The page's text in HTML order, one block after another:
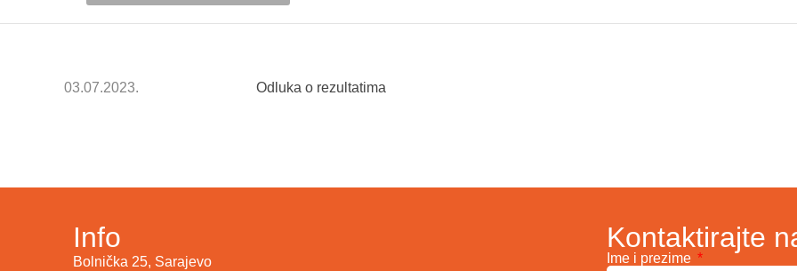
03.07.2023. Odluka o rezultatima
Info
Bolnička 25, Sarajevo
Kontaktirajte
Ime i prezime